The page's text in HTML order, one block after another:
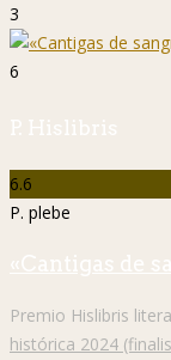
3
6
P. Hislibris
6.6
P. plebe
«Cantigas de
Premio Hislibris
histórica 2024